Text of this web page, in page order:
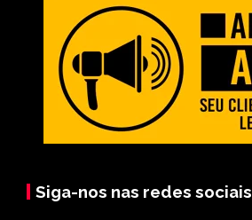
Siga-nos nas redes sociais